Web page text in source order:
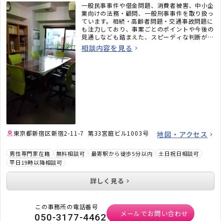
一般民事事件や借金問題、消費者被害、中小企
業向けの法務・顧問、一般刑事事件を取り扱っ
ています。相続・高齢者問題・交通事故問題に
も注力しており、事案ごとのポイントや今後の
見通しなども踏まえた、スピーディな判断が可
能です。弁護士としての信条は「依頼を受けた
ときの見通しを誤らないこと」、そして「スピ
相談内容を見る
東京都新宿区新宿2-11-7 第33宮庭ビル1003号 地図・アクセス
男性専門家在籍 無料相談可 最寄駅から徒歩5分以内
土日祝日相談可
平日19時以降相談可
詳しく見る
この事務所の電話番号
050-3177-4462 メールでお問い合わせ